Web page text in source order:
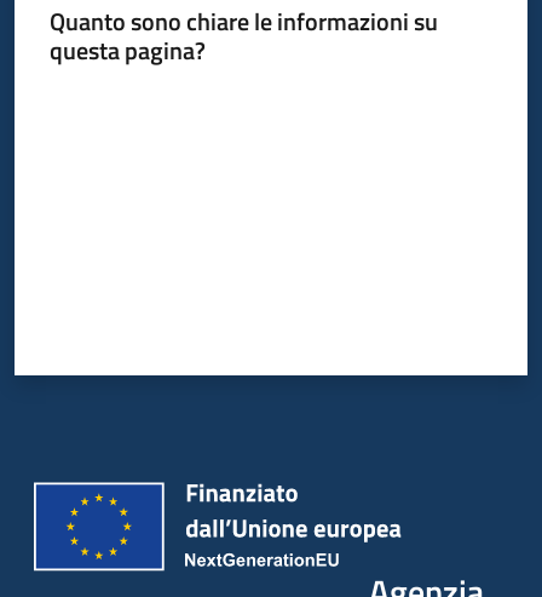
Quanto sono chiare le informazioni su
questa pagina?